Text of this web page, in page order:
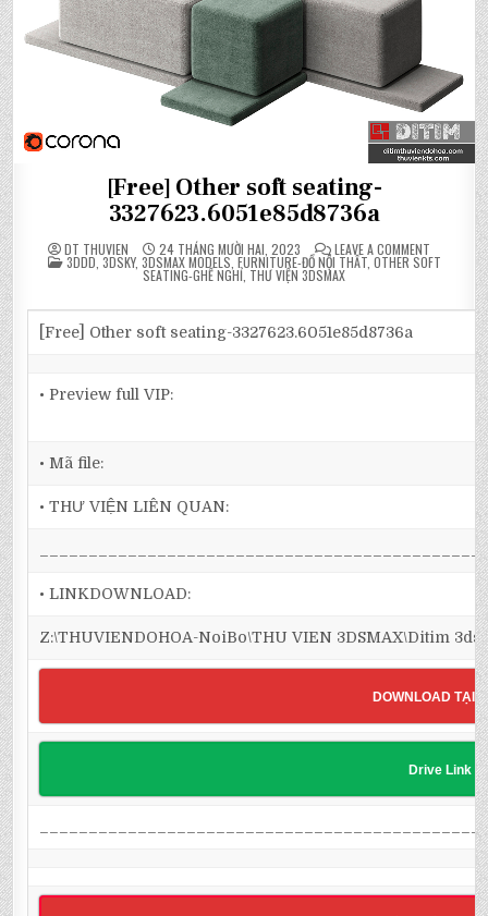
[Free] Other soft seating-
3327623.6051e85d8736a
DT THUVIEN 24 THÁNG MƯỜI HAI, 2023 LEAVE A COMMENTON
[FREE]
OTHER
SEATING-
POSTED
IN
3DDD 3DSKY, 3DSMAX MODELS FURNITURE-ĐỒ NỘI THẤT, OTHER SOFT
SEATING-GHẾ NGHỈ THƯ VIỆN 3DSMAX
[Free] Other soft seating-3327623.6051e85d8736a
• Preview full VIP:
• Mã file:
• THƯ VIỆN LIÊN QUAN:
• LINKDOWNLOAD:
Z:\THUVIENDOHOA-NoiBo\THU VIEN 3DSMAX\Ditim
DOWNLOAD TẠI
Drive Link